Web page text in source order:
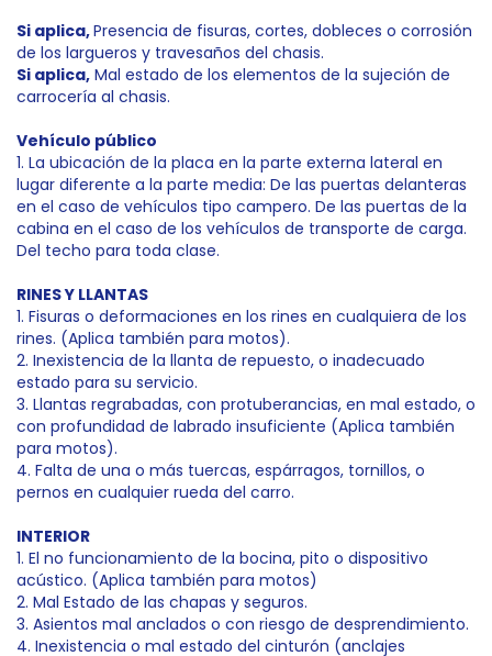
Si aplica,Presencia de fisuras, cortes, dobleces o corrosión
de los largueros y travesaños del chasis.
Si aplica, Mal estado de los elementos de la sujeción de
carrocería al chasis.
Vehículo público
1. La ubicación de la placa en la parte externa lateral en
lugar diferente a la parte media: De las puertas delanteras
en el caso de vehículos tipo campero. De las puertas de la
cabina en el caso de los vehículos de transporte de carga.
Del techo para toda clase.
RINES Y LLANTAS
1. Fisuras o deformaciones en los rines en cualquiera de los
rines. (Aplica también para motos).
2. Inexistencia de la llanta de repuesto, o inadecuado
estado para su servicio.
3. Llantas regrabadas, con protuberancias, en mal estado, o
con profundidad de labrado insuficiente (Aplica también
para motos).
4. Falta de una o más tuercas, espárragos, tornillos, o
pernos en cualquier rueda del carro.
INTERIOR
1. El no funcionamiento de la bocina, pito o dispositivo
acústico. (Aplica también para motos)
2. Mal Estado de las chapas y seguros.
3. Asientos mal anclados o con riesgo de desprendimiento.
4. Inexistencia o mal estado del cinturón (anclajes